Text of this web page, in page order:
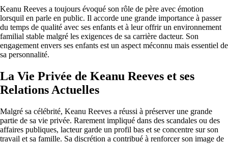
Keanu Reeves a toujours évoqué son rôle de père avec émotion
lorsquil en parle en public. Il accorde une grande importance à passer
du temps de qualité avec ses enfants et à leur offrir un environnement
familial stable malgré les exigences de sa carrière dacteur. Son
engagement envers ses enfants est un aspect méconnu mais essentiel de
sa personnalité.
La Vie Privée de Keanu Reeves et ses
Relations Actuelles
Malgré sa célébrité, Keanu Reeves a réussi à préserver une grande
partie de sa vie privée. Rarement impliqué dans des scandales ou des
affaires publiques, lacteur garde un profil bas et se concentre sur son
travail et sa famille. Sa discrétion a contribué à renforcer son image de